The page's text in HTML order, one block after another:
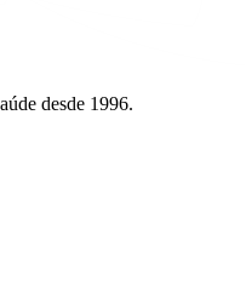
desde 1996.